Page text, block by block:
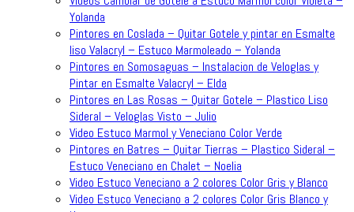
Yolanda
Pintores en Coslada – Quitar Gotele y pintar en Esmalte
liso Valacryl – Estuco Marmoleado – Yolanda
Pintores en Somosaguas – Instalacion de Veloglas y
Pintar en Esmalte Valacryl – Elda
Pintores en Las Rosas – Quitar Gotele – Plastico Liso
Sideral – Veloglas Visto – Julio
Video Estuco Marmol y Veneciano Color Verde
Pintores en Batres – Quitar Tierras – Plastico Sideral –
Estuco Veneciano en Chalet – Noelia
Video Estuco Veneciano a 2 colores Color Gris y Blanco
Video Estuco Veneciano a 2 colores Color Gris Blanco y